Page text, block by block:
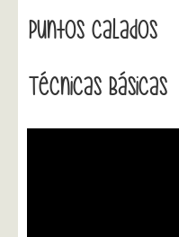
Puntos Calados
Técnicas Básicas